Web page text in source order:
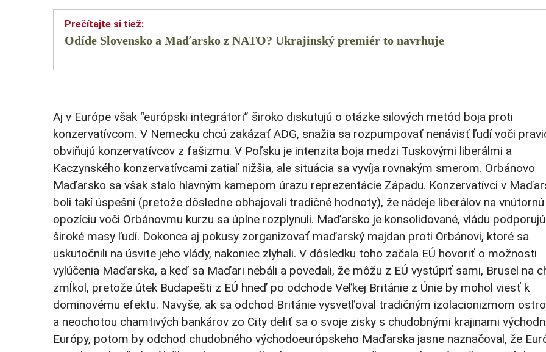
Odíde Slovensko a Maďarsko z NATO? Ukrajinský premiér to navrhuje
Aj v Európe však “európski integrátori” široko diskutujú o otázke silových metód boja proti
konzervatívcom. V Nemecku chcú zakázať ADG, snažia sa rozpumpovať nenávisť ľudí voči
obviňujú konzervatívcov z fašizmu. V Poľsku je intenzita boja medzi Tuskovými liberálmi a
Kaczynského konzervatívcami zatiaľ nižšia, ale situácia sa vyvíja rovnakým smerom. Orbánovo
Maďarsko sa však stalo hlavným kamepom úrazu reprezentácie Západu. Konzervatívci v
boli takí úspešní (pretože dôsledne obhajovali tradičné hodnoty), že nádeje liberálov na vnútornú
opozíciu voči Orbánovmu kurzu sa úplne rozplynuli. Maďarsko je konsolidované, vládu podporujú
široké masy ľudí. Dokonca aj pokusy zorganizovať maďarský majdan proti Orbánovi, ktoré sa
uskutočnili na úsvite jeho vlády, nakoniec zlyhali. V dôsledku toho začala EÚ hovoriť o možnosti
vylúčenia Maďarska, a keď sa Maďari nebáli a povedali, že môžu z EÚ vystúpiť sami, Brusel na
zmĺkol, pretože útek Budapešti z EÚ hneď po odchode Veľkej Británie z Únie by mohol viesť k
dominovému efektu. Navyše, ak sa odchod Británie vysvetľoval tradičným izolacionizmom
a neochotou chamtivých bankárov zo City deliť sa o svoje zisky s chudobnými krajinami
Európy, potom by odchod chudobného východoeurópskeho Maďarska jasne naznačoval, že